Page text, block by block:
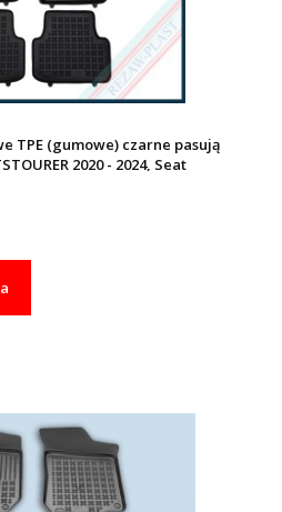
TPE (gumowe) czarne pasują
2020 - 2024, Seat